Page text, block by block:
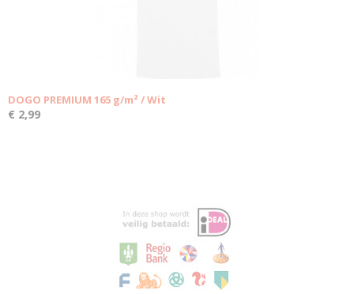
DOGO PREMIUM 165 g/m² / Wit
€ 2,99